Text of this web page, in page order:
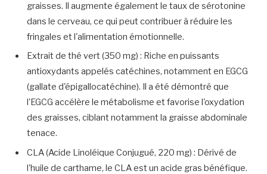
graisses. Il augmente également le taux de sérotonine
dans le cerveau, ce qui peut contribuer à réduire les
fringales et l'alimentation émotionnelle.
Extrait de thé vert (350 mg) : Riche en puissants
antioxydants appelés catéchines, notamment en EGCG
(gallate d'épigallocatéchine). Il a été démontré que
l'EGCG accélère le métabolisme et favorise l'oxydation
des graisses, ciblant notamment la graisse abdominale
tenace.
CLA (Acide Linoléique Conjugué, 220 mg) : Dérivé de
l'huile de carthame, le CLA est un acide gras bénéfique.